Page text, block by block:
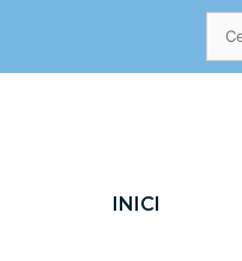
contingut
INICI